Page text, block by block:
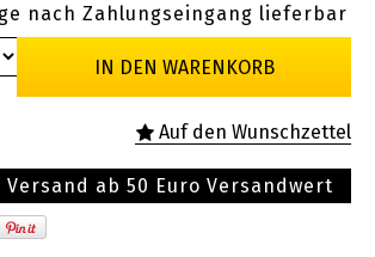
nach Zahlungseingang lieferbar
Versand ab 50 Euro Versandwert